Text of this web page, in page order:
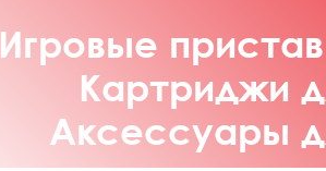
Игровые
Картриджи
Аксессуары